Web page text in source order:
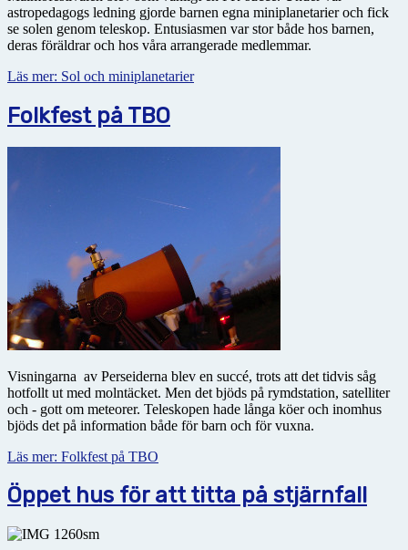
astropedagogs ledning gjorde barnen egna miniplanetarier och fick
se solen genom teleskop. Entusiasmen var stor både hos barnen,
deras föräldrar och hos våra arrangerade medlemmar.
Läs mer: Sol och miniplanetarier
Folkfest på TBO
Visningarna av Perseiderna blev en succé, trots att det tidvis såg
hotfollt ut med molntäcket. Men det bjöds på rymdstation, satelliter
och - gott om meteorer. Teleskopen hade långa köer och inomhus
bjöds det på information både för barn och för vuxna.
Läs mer: Folkfest på TBO
Öppet hus för att titta på stjärnfall